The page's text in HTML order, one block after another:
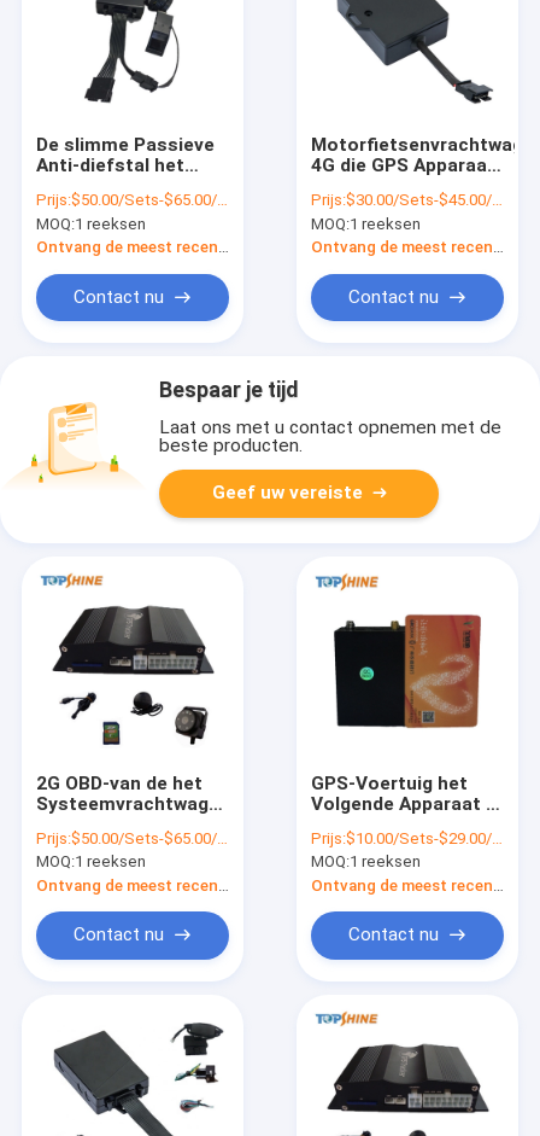
De slimme Passieve
Anti-diefstal het
RFID GPS
identificeert Volgend
Apparaat voor
Prijs:$50.00/Sets-$65.00/Sets
MOQ:1 reeksen
Ontvang de meest recente Prijs
Contact nu
4G die GPS Apparaat
Maandelijkse Prijs
met IOS Android APP
Prijs:$30.00/Sets-$45.00/Sets
MOQ:1 reeksen
Ontvang de meest recente Prijs
Contact nu
Bespaar je tijd
Laat ons met u contact opnemen met de
beste producten.
Geef uw vereiste
2G OBD-van de het
Systeemvrachtwagen
Vlootvoertuig het
Volgende Apparaat
met Bestuurder
Fatigue Alert
Prijs:$50.00/Sets-$65.00/Sets
MOQ:1 reeksen
Contact nu
GPS-Voertuig het
Volgende Apparaat in
Autoalarm van
Bluetooth RFID en
identificeert
Prijs:$10.00/Sets-$29.00/Sets
MOQ:1 reeksen
Contact nu